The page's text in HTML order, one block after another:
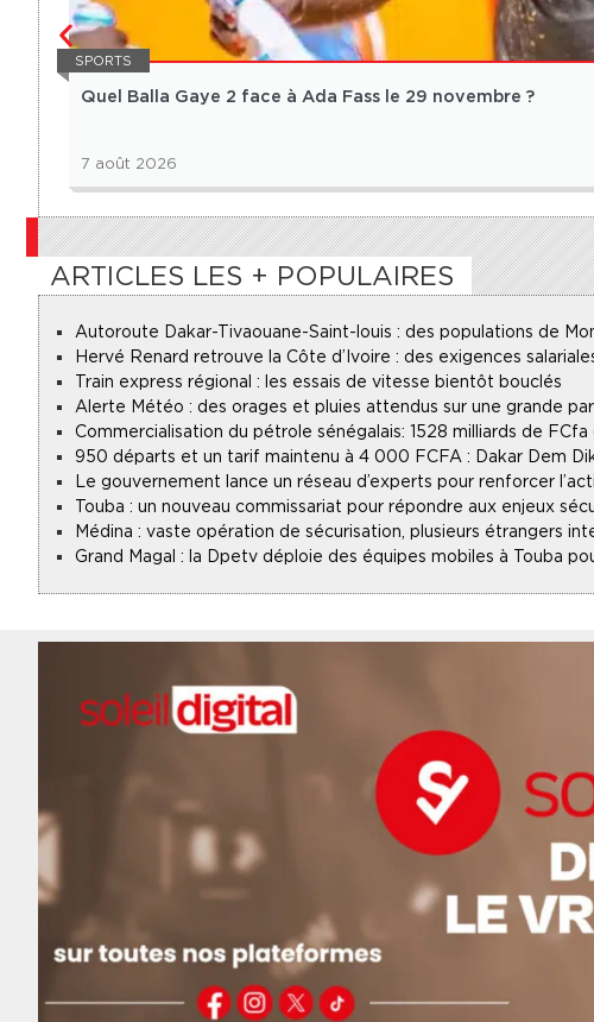
SPORTS
Quel Balla Gaye 2 face à Ada Fass le 29 novembre ?
7 août 2026
ARTICLES LES + POPULAIRES
Autoroute Dakar-Tivaouane-Saint-louis : des populations de
Hervé Renard retrouve la Côte d’Ivoire : des exigences
Train express régional : les essais de vitesse bientôt bouclés
Alerte Météo : des orages et pluies attendus sur une grande
Commercialisation du pétrole sénégalais : 1528 milliards de
950 départs et un tarif maintenu à 4 000 FCFA : Dakar Dem
Le gouvernement lance un réseau d’experts pour renforcer
Touba : un nouveau commissariat pour répondre aux enjeux
Médina : vaste opération de sécurisation, plusieurs étrangers
Grand Magal : la Dpetv déploie des équipes mobiles à Touba